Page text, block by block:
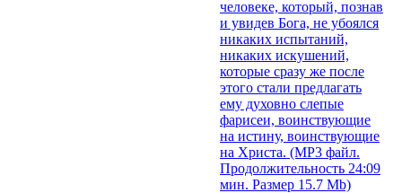
человеке, который, познав
и увидев Бога, не убоялся
никаких испытаний,
никаких искушений,
которые сразу же после
этого стали предлагать
ему духовно слепые
фарисеи, воинствующие
на истину, воинствующие
на Христа. (MP3 файл.
Продолжительность 24:09
мин. Размер 15.7 Mb)